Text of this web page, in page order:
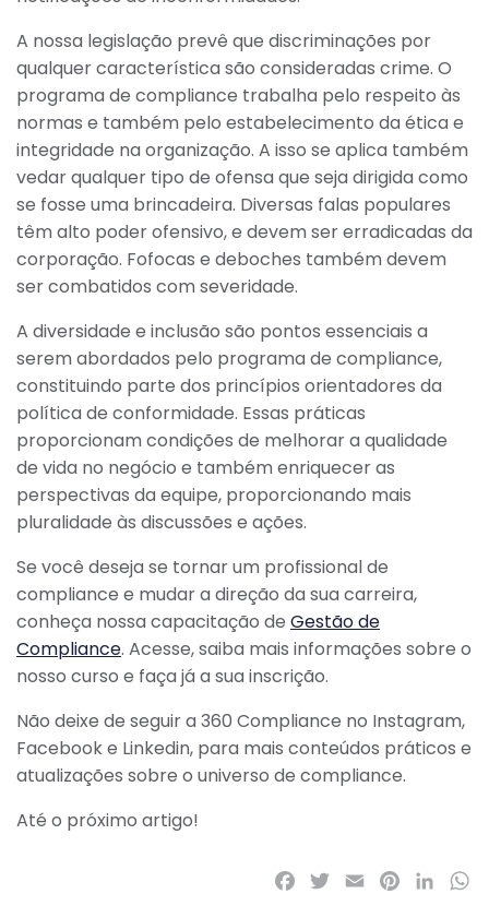
A nossa legislação prevê que discriminações por
qualquer característica são consideradas crime. O
programa de compliance trabalha pelo respeito às
normas e também pelo estabelecimento da ética e
integridade na organização. A isso se aplica também
vedar qualquer tipo de ofensa que seja dirigida como
se fosse uma brincadeira. Diversas falas populares
têm alto poder ofensivo, e devem ser erradicadas da
corporação. Fofocas e deboches também devem
ser combatidos com severidade.
A diversidade e inclusão são pontos essenciais a
serem abordados pelo programa de compliance,
constituindo parte dos princípios orientadores da
política de conformidade. Essas práticas
proporcionam condições de melhorar a qualidade
de vida no negócio e também enriquecer as
perspectivas da equipe, proporcionando mais
pluralidade às discussões e ações.
Se você deseja se tornar um profissional de
compliance e mudar a direção da sua carreira,
conheça nossa capacitação de Gestão de
Compliance. Acesse, saiba mais informações sobre o
nosso curso e faça já a sua inscrição.
Não deixe de seguir a 360 Compliance no Instagram,
Facebook e Linkedin, para mais conteúdos práticos e
atualizações sobre o universo de compliance.
Até o próximo artigo!
Facebook
Twitter
EmailPinterest